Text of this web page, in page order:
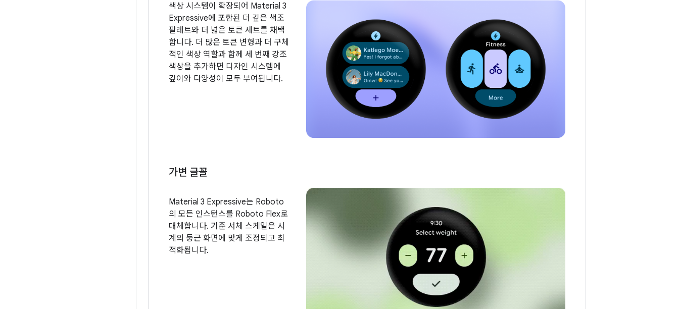
색상 시스템이 확장되어 Material 3
Expressive에 포함된 더 깊은 색조
팔레트와 더 넓은 토큰 세트를 채택
합니다. 더 많은 토큰 변형과 더 구체
적인 색상 역할과 함께 세 번째 강조
색상을 추가하면 디자인 시스템에
깊이와 다양성이 모두 부여됩니다.
가변 글꼴
Material 3 Expressive는 Roboto
의 모든 인스턴스를 Roboto Flex로
대체합니다. 기준 서체 스케일은 시
계의 둥근 화면에 맞게 조정되고 최
적화됩니다.